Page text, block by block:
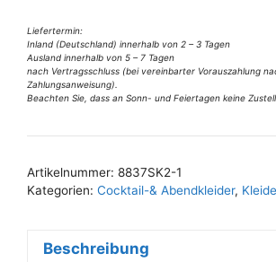
blau-
bunt
Gr.
40
Liefertermin:
Inland (Deutschland) innerhalb von 2 – 3 Tagen
Ausland innerhalb von 5 – 7 Tagen
nach Vertragsschluss (bei vereinbarter Vorauszahlung
Zahlungsanweisung).
Beachten Sie, dass an Sonn- und Feiertagen keine
l
e
Artikelnummer: 8837SK2-1
Kategorien: Cocktail-& Abendkleider,
Beschreibung